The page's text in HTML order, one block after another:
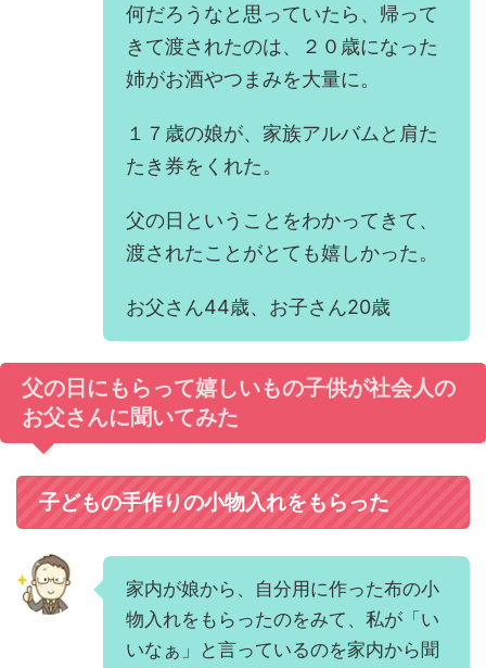
何だろうなと思っていたら、帰って
きて渡されたのは、２０歳になった
姉がお酒やつまみを大量に。
１７歳の娘が、家族アルバムと肩た
たき券をくれた。
父の日ということをわかってきて、
渡されたことがとても嬉しかった。
お父さん44歳、お子さん20歳
父の日にもらって嬉しいもの子供が社会人の
お父さんに聞いてみた
子どもの手作りの小物入れをもらった
家内が娘から、自分用に作った布の小
物入れをもらったのをみて、私が「い
いなぁ」と言っているのを家内から聞